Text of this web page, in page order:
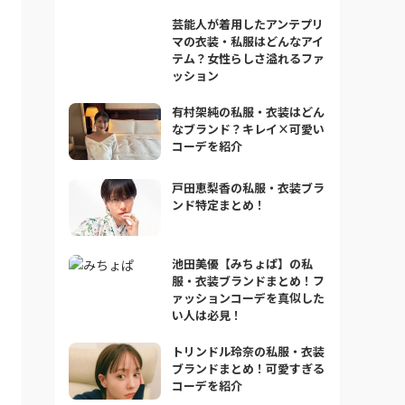
芸能人が着用したアンテプリ
マの衣装・私服はどんなアイ
テム？女性らしさ溢れるファ
ッション
有村架純の私服・衣装はどん
なブランド？キレイ×可愛い
コーデを紹介
戸田恵梨香の私服・衣装ブラ
ンド特定まとめ！
池田美優【みちょぱ】の私
服・衣装ブランドまとめ！フ
ァッションコーデを真似した
い人は必見！
トリンドル玲奈の私服・衣装
ブランドまとめ！可愛すぎる
コーデを紹介